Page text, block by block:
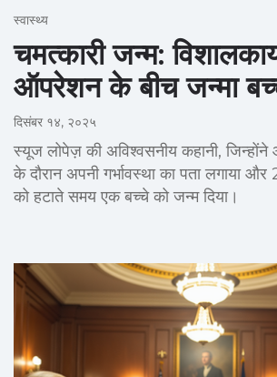
स्वास्थ्य
चमत्कारी जन्म:
ऑपरेशन के बीच जन्मा
दिसंबर १४, २०२५
स्यूज लोपेज़ की अविश्वसनीय कहानी, जिन्होंने
के दौरान अपनी गर्भावस्था का पता लगाया
को हटाते समय एक बच्चे को जन्म दिया।